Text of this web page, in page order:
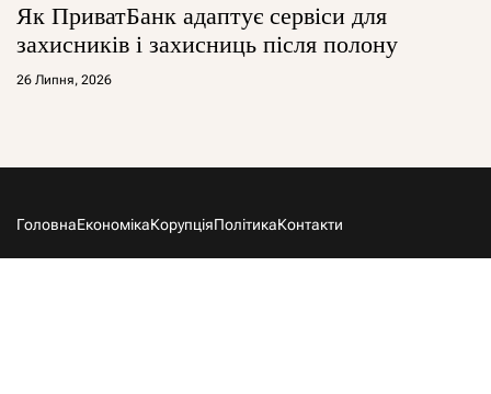
Як ПриватБанк адаптує сервіси для
захисників і захисниць після полону
26 Липня, 2026
ГоловнаЕкономікаКорупціяПолітикаКонтакти